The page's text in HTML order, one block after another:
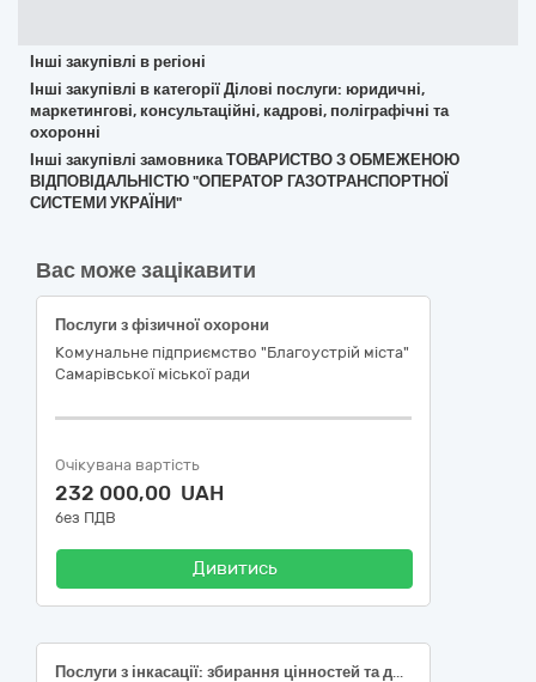
Інші закупівлі в регіоні
Інші закупівлі в категорії Ділові послуги: юридичні,
маркетингові, консультаційні, кадрові, поліграфічні та
охоронні
Інші закупівлі замовника ТОВАРИСТВО З ОБМЕЖЕНОЮ
ВІДПОВІДАЛЬНІСТЮ "ОПЕРАТОР ГАЗОТРАНСПОРТНОЇ
СИСТЕМИ УКРАЇНИ"
Вас може зацікавити
Послуги з фізичної охорони
Комунальне підприємство "Благоустрій міста"
Самарівської міської ради
Очікувана вартість
232 000,00 UAH
без ПДВ
Дивитись
Послуги з інкасації: збирання цінностей та доставка цінностей у місті Києві